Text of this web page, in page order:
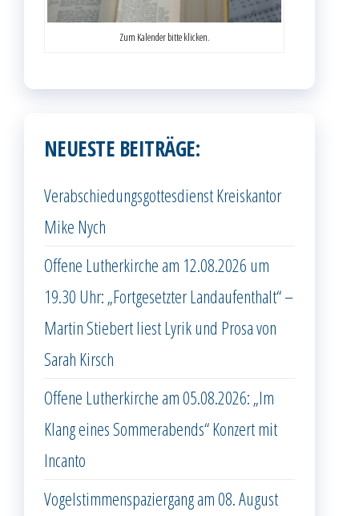
Zum Kalender bitte klicken.
NEUESTE BEITRÄGE:
Verabschiedungsgottesdienst Kreiskantor
Mike Nych
Offene Lutherkirche am 12.08.2026 um
19.30 Uhr: „Fortgesetzter Landaufenthalt“ –
Martin Stiebert liest Lyrik und Prosa von
Sarah Kirsch
Offene Lutherkirche am 05.08.2026: „Im
Klang eines Sommerabends“ Konzert mit
Incanto
Vogelstimmenspaziergang am 08. August